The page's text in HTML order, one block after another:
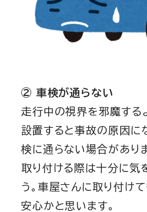
② 車検が通らない
走行中の視界を邪魔する
設置すると事故の原因に
検に通らない場合があり
取り付ける際は十分に気
う。車屋さんに取り付け
安心かと思います。